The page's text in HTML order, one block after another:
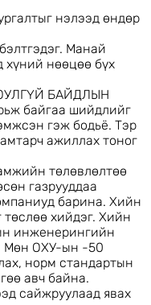
нэлээд өндөр
Манай
хүний нөөцөө бүх
БАЙДЛЫН
байгаа шийдлийг
гэж бодьё. Тэр
ажиллах тоног
төлөвлөлтөө
газрууддаа
барина. Хийн
хийдэг. Хийн
инженерингийн
Мөн ОХУ-ын -50
норм стандартын
авч байна.
сайжруулаад явах